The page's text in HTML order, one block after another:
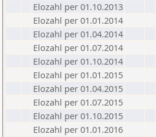
Elozahl per 01.10.2013
Elozahl per 01.01.2014
Elozahl per 01.04.2014
Elozahl per 01.07.2014
Elozahl per 01.10.2014
Elozahl per 01.01.2015
Elozahl per 01.04.2015
Elozahl per 01.07.2015
Elozahl per 01.10.2015
Elozahl per 01.01.2016